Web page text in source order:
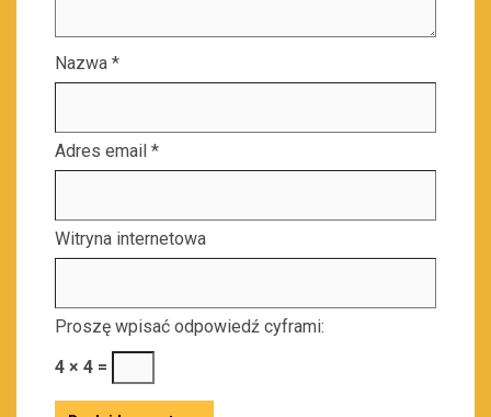
Nazwa *
Adres email *
Witryna internetowa
Proszę wpisać odpowiedź cyframi:
4 × 4 =